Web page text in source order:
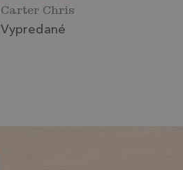
Carter Chris
Vypredané